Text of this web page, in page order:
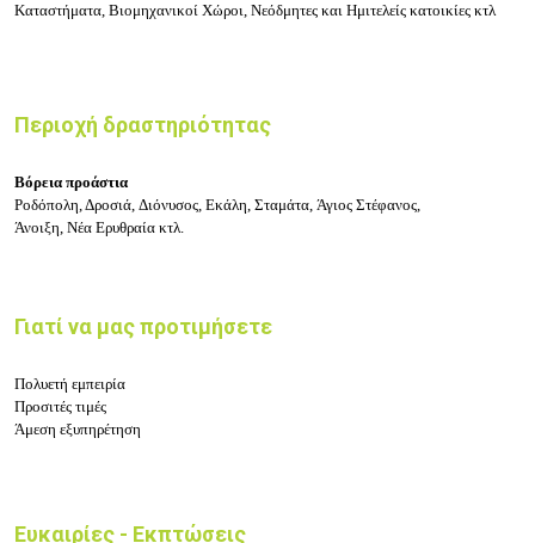
Καταστήματα, Βιομηχανικοί Χώροι, Νεόδμητες και Ημιτελείς κατοικίες κτλ
Περιοχή δραστηριότητας
Βόρεια προάστια
Ροδόπολη, Δροσιά, Διόνυσος, Εκάλη, Σταμάτα, Άγιος Στέφανος,
Άνοιξη, Νέα Ερυθραία κτλ.
Γιατί να μας προτιμήσετε
Πολυετή εμπειρία
Προσιτές τιμές
Άμεση εξυπηρέτηση
Ευκαιρίες - Εκπτώσεις